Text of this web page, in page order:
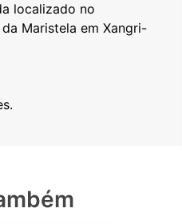
localizado no
Maristela em Xangri-